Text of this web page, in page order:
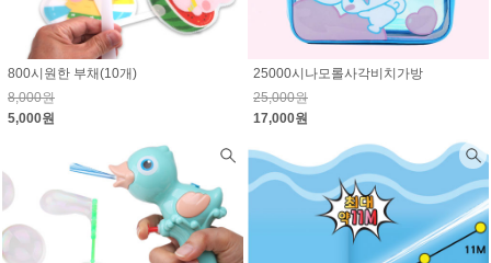
800시원한 부채(10개)
8,000원
5,000원
25000시나모롤사각비치가방
25,000원
17,000원